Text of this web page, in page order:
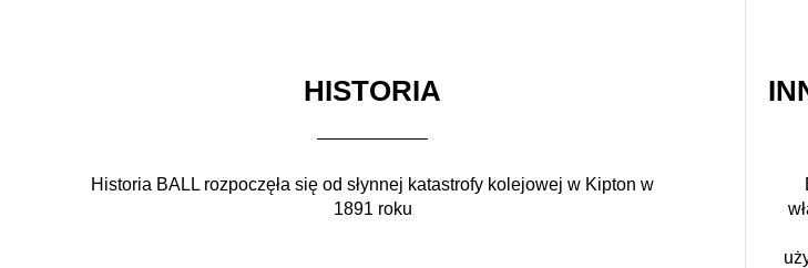
HISTORIA
Historia BALL rozpoczęła się od słynnej katastrofy kolejowej w Kipton w
1891 roku